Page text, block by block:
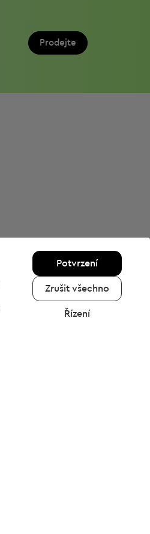
Prodejte
Potvrzení
Zrušit všechno
Řízení